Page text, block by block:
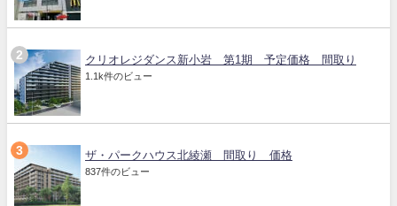
クリオレジダンス新小岩 第1期 予定価格 間取り
1.1k件のビュー
ザ・パークハウス北綾瀬 間取り 価格
837件のビュー